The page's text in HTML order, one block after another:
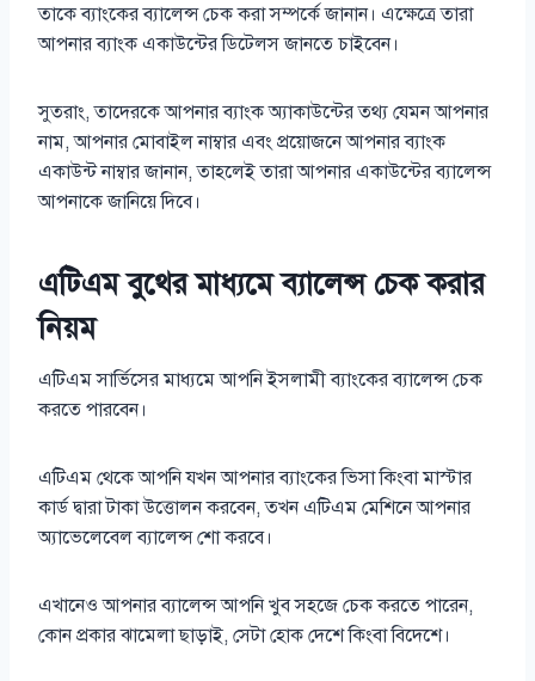
তাকে ব্যাংকের ব্যালেন্স চেক করা সম্পর্কে জানান। এক্ষেত্রে তারা
আপনার ব্যাংক একাউন্টের ডিটেলস জানতে চাইবেন।
সুতরাং, তাদেরকে আপনার ব্যাংক অ্যাকাউন্টের তথ্য যেমন আপনার
নাম, আপনার মোবাইল নাম্বার এবং প্রয়োজনে আপনার ব্যাংক
একাউন্ট নাম্বার জানান, তাহলেই তারা আপনার একাউন্টের ব্যালেন্স
আপনাকে জানিয়ে দিবে।
এটিএম বুথের মাধ্যমে ব্যালেন্স চেক করার
নিয়ম
এটিএম সার্ভিসের মাধ্যমে আপনি ইসলামী ব্যাংকের ব্যালেন্স চেক
করতে পারবেন।
এটিএম থেকে আপনি যখন আপনার ব্যাংকের ভিসা কিংবা মাস্টার
কার্ড দ্বারা টাকা উত্তোলন করবেন, তখন এটিএম মেশিনে আপনার
অ্যাভেলেবেল ব্যালেন্স শো করবে।
এখানেও আপনার ব্যালেন্স আপনি খুব সহজে চেক করতে পারেন,
কোন প্রকার ঝামেলা ছাড়াই, সেটা হোক দেশে কিংবা বিদেশে।